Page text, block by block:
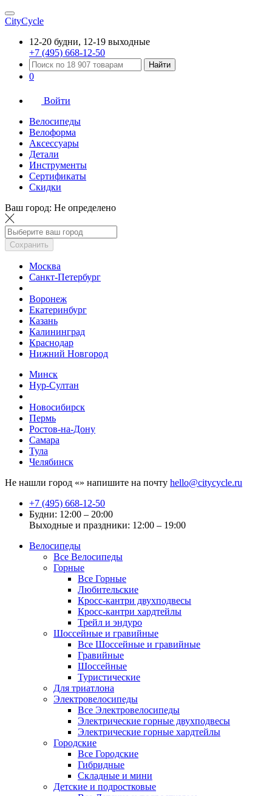
CityCycle
12-20 будни, 12-19 выходные
+7 (495) 668-12-50
Найти
0
Войти
Велосипеды
Велоформа
Аксессуары
Детали
Инструменты
Сертификаты
Скидки
Ваш город: Не определено
Сохранить
Москва
Санкт-Петербург
Воронеж
Екатеринбург
Казань
Калининград
Краснодар
Нижний Новгород
Минск
Нур-Султан
Новосибирск
Пермь
Ростов-на-Дону
Самара
Тула
Челябинск
Не нашли город «» напишите на почту hello@citycycle.ru
+7 (495) 668-12-50
Будни: 12:00 – 20:00
Выходные и праздники: 12:00 – 19:00
Велосипеды
Все Велосипеды
Горные
Все Горные
Любительские
Кросс-кантри двухподвесы
Кросс-кантри хардтейлы
Трейл и эндуро
Шоссейные и гравийные
Все Шоссейные и гравийные
Гравийные
Шоссейные
Туристические
Для триатлона
Электровелосипеды
Все Электровелосипеды
Электрические горные двухподвесы
Электрические горные хардтейлы
Городские
Все Городские
Гибридные
Складные и мини
Детские и подростковые